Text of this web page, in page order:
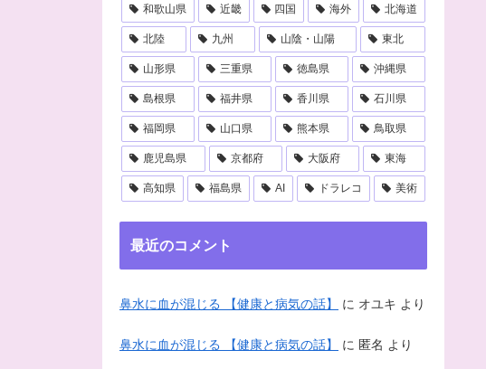
和歌山県 近畿 四国 海外 北海道
北陸 九州 山陰・山陽 東北
山形県 三重県 徳島県 沖縄県
島根県 福井県 香川県 石川県
福岡県 山口県 熊本県 鳥取県
鹿児島県 京都府 大阪府 東海
高知県 福島県 AI ドラレコ 美術
最近のコメント
鼻水に血が混じる 【健康と病気の話】 に オユキ より
鼻水に血が混じる 【健康と病気の話】 に 匿名 より